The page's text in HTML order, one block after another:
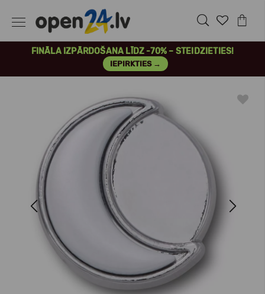
FINĀLA IZPĀRDOŠANA LĪDZ -70% – STEIDZIETIES!
IEPIRKTIES →
Previous Next